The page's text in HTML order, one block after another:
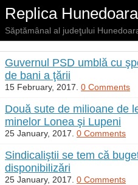
Replica Hunedoara
Săptămânal al judeţului
Guvernul PSD umblă cu
de bani a ţării
15 February, 2017. 0 Comments
Două sute de milioane de
minelor Lonea şi Lupeni
25 January, 2017. 0 Comments
Sindicaliştii se tem că
disponibilizări
25 January, 2017. 0 Comments